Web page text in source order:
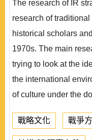
The research of IR
research of
historical scholars
1970s. The main
trying to look at the
the international
of culture under the
戰略文化 戰爭